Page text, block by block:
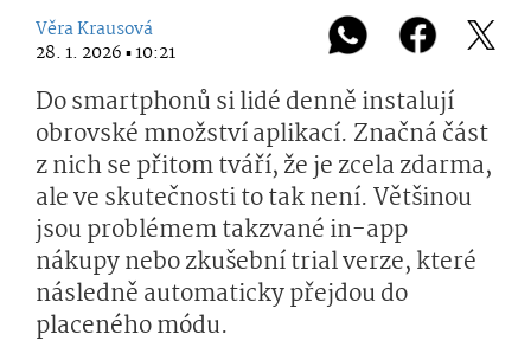
Věra Krausová
28. 1. 2026 ▪ 10:21
Do smartphonů si lidé denně instalují
obrovské množství aplikací. Značná část
z nich se přitom tváří, že je zcela zdarma,
ale ve skutečnosti to tak není. Většinou
jsou problémem takzvané in-app
nákupy nebo zkušební trial verze, které
následně automaticky přejdou do
placeného módu.